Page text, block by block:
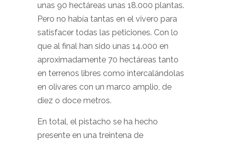
unas 90 hectáreas unas 18.000 plantas.
Pero no había tantas en el vivero para
satisfacer todas las peticiones. Con lo
que al final han sido unas 14.000 en
aproximadamente 70 hectáreas tanto
en terrenos libres como intercalándolas
en olivares con un marco amplio, de
diez o doce metros.
En total, el pistacho se ha hecho
presente en una treintena de